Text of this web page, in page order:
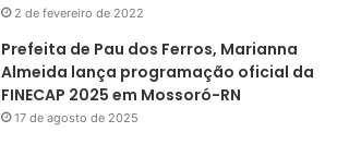
2 de fevereiro de 2022
Prefeita de Pau dos Ferros, Marianna
Almeida lança programação oficial da
FINECAP 2025 em Mossoró-RN
17 de agosto de 2025